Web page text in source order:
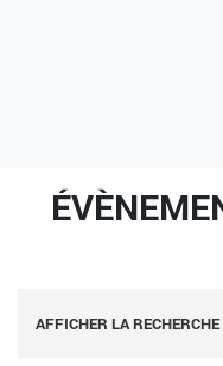
AFFICHER LA